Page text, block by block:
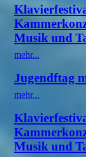
Musik und
mehr...
Jugendftag
mehr...
Musik und